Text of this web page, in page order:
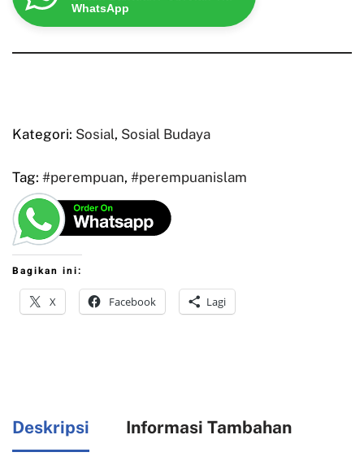
WhatsApp
Kategori: Sosial, Sosial Budaya
Tag: #perempuan, #perempuanislam
Bagikan ini:
X Facebook Lagi
Deskripsi Informasi Tambahan